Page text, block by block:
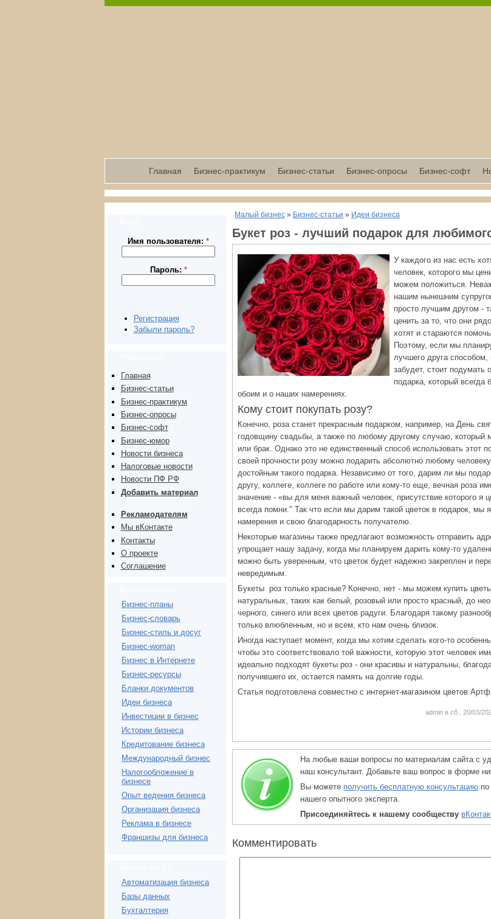
Главная Бизнес-практикум Бизнес-статьи Бизнес-опросы Бизнес-софт
Имя пользователя: *
Пароль: *
Регистрация
Забыли пароль?
Главная
Бизнес-статьи
Бизнес-практикум
Бизнес-опросы
Бизнес-софт
Бизнес-юмор
Новости бизнеса
Налоговые новости
Новости ПФ РФ
Добавить материал
Рекламодателям
Мы вКонтакте
Контакты
О проекте
Соглашение
Бизнес-планы
Бизнес-словарь
Бизнес-стиль и досуг
Бизнес-woman
Бизнес в Интернете
Бизнес-ресурсы
Бланки документов
Идеи бизнеса
Инвестиции в бизнес
Истории бизнеса
Кредитование бизнеса
Международный бизнес
Налогообложение в
бизнесе
Опыт ведения бизнеса
Организация бизнеса
Реклама в бизнесе
Франшизы для бизнеса
Автоматизация бизнеса
Базы данных
Бухгалтерия
Малый бизнес » Бизнес-статьи » Идеи бизнеса
Букет роз - лучший подарок для
У каждого из нас есть
человек, которого мы
можем положиться.
нашим нынешним
просто лучшим другом -
ценить за то, что они
хотят и стараются
Поэтому, если мы
лучшего друга способом,
забудет, стоит подумать
подарка, который всегда
обоим и о наших намерениях.
Кому стоит покупать розу?
Конечно, роза станет прекрасным подарком, например, на День
годовщину свадьбы, а также по любому другому случаю, который
или брак. Однако это не единственный способ использовать этот
своей прочности розу можно подарить абсолютно любому
достойным такого подарка. Независимо от того, дарим ли мы
другу, коллеге, коллеге по работе или кому-то еще, вечная роза
значение - «вы для меня важный человек, присутствие которого я
всегда помни." Так что если мы дарим такой цветок в подарок, мы
намерения и свою благодарность получателю.
Некоторые магазины также предлагают возможность отправить
упрощает нашу задачу, когда мы планируем дарить кому-то
можно быть уверенным, что цветок будет надежно закреплен и
невредимым.
Букеты роз только красные? Конечно, нет - мы можем купить
натуральных, таких как белый, розовый или просто красный, до
черного, синего или всех цветов радуги. Благодаря такому
только влюбленным, но и всем, кто нам очень близок.
Иногда наступает момент, когда мы хотим сделать кого-то
чтобы это соответствовало той важности, которую этот человек
идеально подходят букеты роз - они красивы и натуральны,
получившего их, остается память на долгие годы.
Статья подготовлена совместно с интернет-магазином цветов
admin в сб., 20/03/
На любые ваши вопросы по материалам сайта с
наш консультант. Добавьте ваш вопрос в форме
Вы можете получить бесплатную консультацию
нашего опытного эксперта.
Присоединяйтесь к нашему сообществу
Комментировать